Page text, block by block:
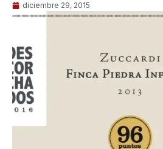
diciembre 29, 2015